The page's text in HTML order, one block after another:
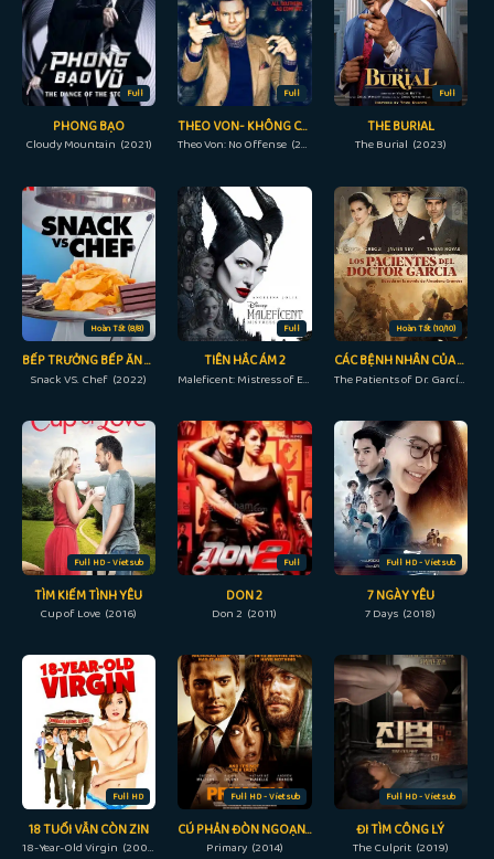
Full
PHONG BẠO
Cloudy Mountain (2021)
Full
THEO VON- KHÔNG CÓ Ý XÚC PHẠM
Theo Von: No Offense (2016)
Full
THE BURIAL
The Burial (2023)
Hoàn Tất (8/8)
BẾP TRƯỞNG BẾP ĂN VẶT
Snack VS. Chef (2022)
Full
TIÊN HẮC ÁM 2
Maleficent: Mistress of Evil (2019)
Hoàn Tất (10/10)
CÁC BỆNH NHÂN CỦA BÁC SĨ GARCÍA
The Patients of Dr. García (2023)
Full HD - Vietsub
TÌM KIẾM TÌNH YÊU
Cup of Love (2016)
Full
DON 2
Don 2 (2011)
Full HD - Vietsub
7 NGÀY YÊU
7 Days (2018)
Full HD
18 TUỔI VẪN CÒN ZIN
18-Year-Old Virgin (2009)
Full HD - Vietsub
CÚ PHẢN ĐÒN NGOẠN MỤC
Primary (2014)
Full HD - Vietsub
ĐI TÌM CÔNG LÝ
The Culprit (2019)